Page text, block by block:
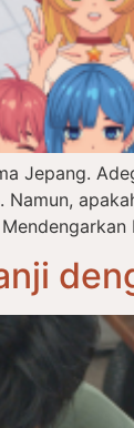
Jepang.